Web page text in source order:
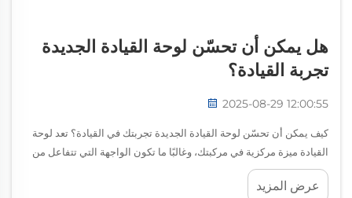
هل يمكن أن تحسّن لوحة القيادة الجديدة
تجربة القيادة؟
2025-08-29 12:00:55
كيف يمكن أن تحسّن لوحة القيادة الجديدة تجربتك في القيادة؟ تعد لوحة
القيادة ميزة مركزية في مركبتك، وغالبًا ما تكون الواجهة التي تتفاعل من
خلالها مع الأنظمة الأكثر أهمية في السيارة. ومع تقدم التكنولوجيا، فإن
الترقية إلى لوحة قيادة حديثة يمكن أن تُحدث فرقًا كبيرًا في راحتك وأدائك
عرض المزيد